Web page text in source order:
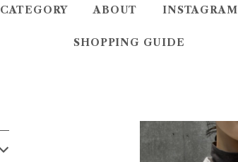
CATEGORY ABOUT INSTAGRAM
SHOPPING GUIDE